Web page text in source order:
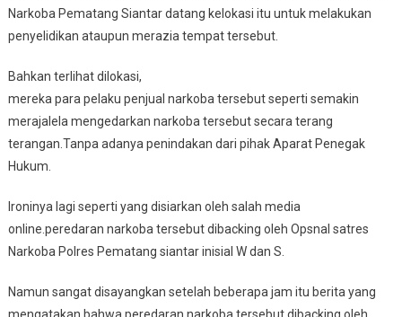
Narkoba Pematang Siantar datang kelokasi itu untuk melakukan
penyelidikan ataupun merazia tempat tersebut.
Bahkan terlihat dilokasi,
mereka para pelaku penjual narkoba tersebut seperti semakin
merajalela mengedarkan narkoba tersebut secara terang
terangan.Tanpa adanya penindakan dari pihak Aparat Penegak
Hukum.
Ironinya lagi seperti yang disiarkan oleh salah media
online.peredaran narkoba tersebut dibacking oleh Opsnal satres
Narkoba Polres Pematang siantar inisial W dan S.
Namun sangat disayangkan setelah beberapa jam itu berita yang